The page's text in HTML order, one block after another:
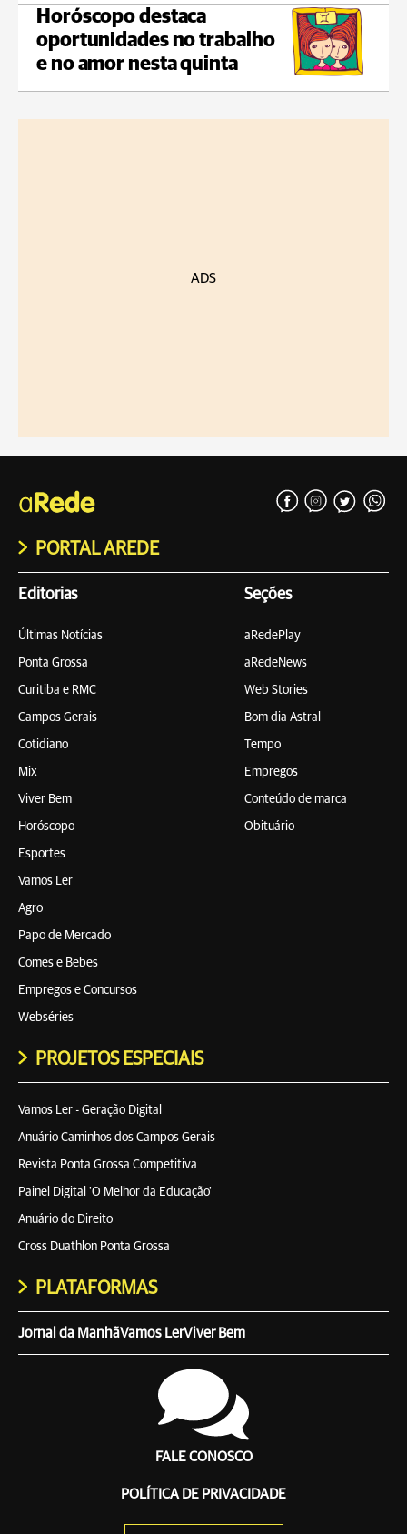
Horóscopo destaca
oportunidades no trabalho
e no amor nesta quinta
ADS
PORTAL AREDE
Editorias
Últimas Notícias
Ponta Grossa
Curitiba e RMC
Campos Gerais
Cotidiano
Mix
Viver Bem
Horóscopo
Esportes
Vamos Ler
Agro
Papo de Mercado
Comes e Bebes
Empregos e Concursos
Webséries
Seções
aRedePlay
aRedeNews
Web Stories
Bom dia Astral
Tempo
Empregos
Conteúdo de marca
Obituário
PROJETOS ESPECIAIS
Vamos Ler - Geração Digital
Anuário Caminhos dos Campos Gerais
Revista Ponta Grossa Competitiva
Painel Digital 'O Melhor da Educação'
Anuário do Direito
Cross Duathlon Ponta Grossa
PLATAFORMAS
Jornal da ManhãVamos LerViver Bem
FALE CONOSCO
POLÍTICA DE PRIVACIDADE